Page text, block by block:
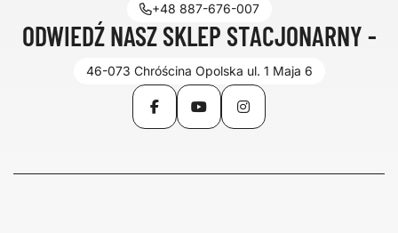
+48 887-676-007
ODWIEDŹ NASZ SKLEP STACJONARNY -
46-073 Chróścina Opolska ul. 1 Maja 6
FacebookYouTubeInstagram